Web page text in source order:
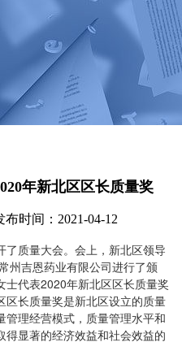
年新北区区长质量奖
时间：2021-04-12
质量大会。会上，新北区领导
州吉恩药业有限公司进行了颁
代表2020年新北区区长质量奖
区长质量奖是新北区设立的质量
理经营模式，质量管理水平和
得显著的经济效益和社会效益的